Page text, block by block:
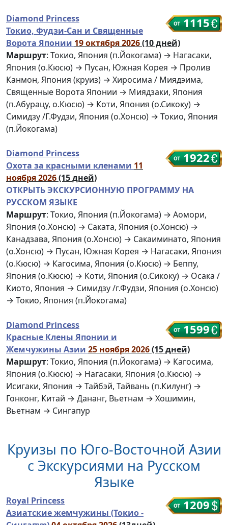
1115
Diamond Princess
Токио, Фудзи-Сан и Священные
Ворота Японии 19 октября 2026(10 дней)
Маршрут: Токио, Япония (п.Йокогама) → Нагасаки,
Япония (о.Кюсю) → Пусан, Южная Корея → Пролив
Канмон, Япония (круиз) → Хиросима / Миядэима,
Священные Ворота Японии → Миядзаки, Япония
(п.Абурацу, о.Кюсю) → Коти, Япония (о.Сикоку) →
Симидзу /Г.Фудзи, Япония (о.Хонсю) → Токио, Япония
(п.Йокогама)
1922
Diamond Princess
Охота за красными кленами 11
ноября 2026(15 дней)
ОТКРЫТЬ ЭКСКУРСИОННУЮ ПРОГРАММУ НА
РУССКОМ ЯЗЫКЕ
Маршрут: Токио, Япония (п.Йокогама) → Аомори,
Япония (о.Хонсю) → Саката, Япония (о.Хонсю) →
Канадзава, Япония (о.Хонсю) → Сакаиминато, Япония
(о.Хонсю) → Пусан, Южная Корея → Нагасаки, Япония
(о.Кюсю) → Кагосима, Япония (о.Кюсю) → Беппу,
Япония (о.Кюсю) → Коти, Япония (о.Сикоку) → Осака /
Киото, Япония → Симидзу /г.Фудзи, Япония (о.Хонсю)
→ Токио, Япония (п.Йокогама)
1599
Diamond Princess
Красные Клены Японии и
Жемчужины Азии 25 ноября 2026(15 дней)
Маршрут: Токио, Япония (п.Йокогама) → Кагосима,
Япония (о.Кюсю) → Нагасаки, Япония (о.Кюсю) →
Исигаки, Япония → Тайбэй, Тайвань (п.Килунг) →
Гонконг, Китай → Дананг, Вьетнам → Хошимин,
Вьетнам → Сингапур
Круизы по Юго-Восточной Азии
с Экскурсиями на Русском
Языке
1209
Royal Princess
Азиатские жемчужины (Токио -